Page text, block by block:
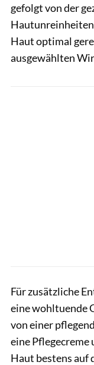
gefolgt von der
Haut optimal
ausgewählten
Für zusätzliche
eine wohltuende
von einer
eine Pflegecreme
Haut bestens auf